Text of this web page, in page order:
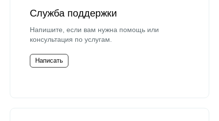
Служба поддержки
Напишите, если вам нужна помощь или
консультация по услугам.
Написать